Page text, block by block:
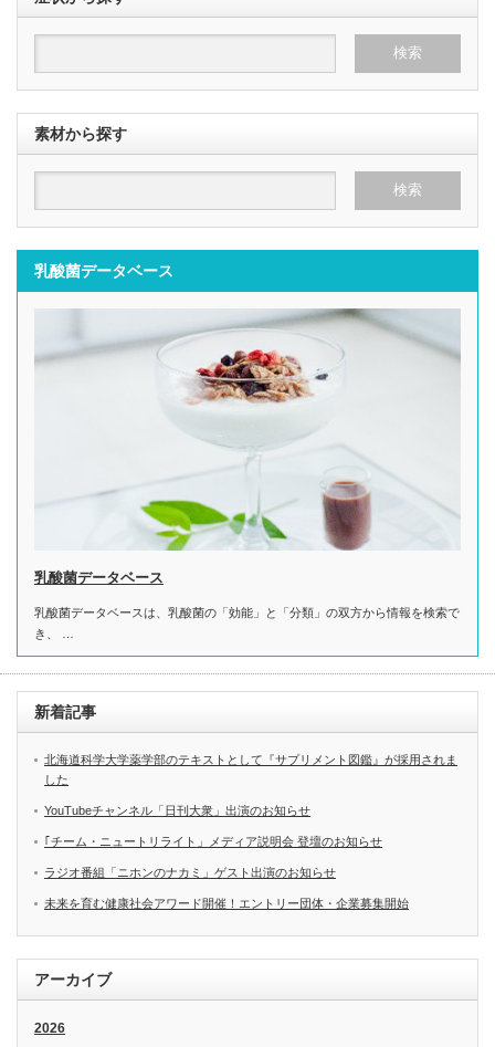
素材から探す
乳酸菌データベース
乳酸菌データベース
乳酸菌データベースは、乳酸菌の「効能」と「分類」の双方から情報を検索で
き、 …
新着記事
北海道科学大学薬学部のテキストとして『サプリメント図鑑』が採用されま
した
YouTubeチャンネル「日刊大衆」出演のお知らせ
｢チーム・ニュートリライト」メディア説明会 登壇のお知らせ
ラジオ番組「ニホンのナカミ」ゲスト出演のお知らせ
未来を育む健康社会アワード開催！エントリー団体・企業募集開始
アーカイブ
2026